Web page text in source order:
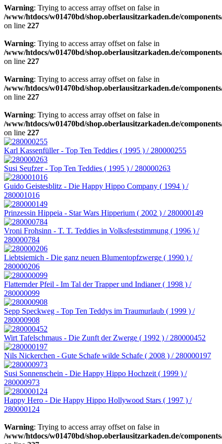
Warning: Trying to access array offset on false in
/www/htdocs/w01470bd/shop.oberlausitzarkaden.de/
on line 227
Warning: Trying to access array offset on false in
/www/htdocs/w01470bd/shop.oberlausitzarkaden.de/
on line 227
Warning: Trying to access array offset on false in
/www/htdocs/w01470bd/shop.oberlausitzarkaden.de/
on line 227
Warning: Trying to access array offset on false in
/www/htdocs/w01470bd/shop.oberlausitzarkaden.de/
on line 227
Karl Kassenfüller - Top Ten Teddies ( 1995 ) / 280000255
Susi Seufzer - Top Ten Teddies ( 1995 ) / 280000263
Guido Geistesblitz - Die Happy Hippo Company ( 1994 ) /
280001016
Prinzessin Hippeia - Star Wars Hipperium ( 2002 ) / 280000149
Vroni Frohsinn - T. T. Teddies in Volksfeststimmung ( 1996 ) /
280000784
Liebtsiemich - Die ganz neuen Blumentopfzwerge ( 1990 ) /
280000206
Flatternder Pfeil - Im Tal der Trapper und Indianer ( 1998 ) /
280000099
Sepp Speckweg - Top Ten Teddys im Traumurlaub ( 1999 ) /
280000908
Wirt Tafelschmaus - Die Zunft der Zwerge ( 1992 ) / 280000452
Nils Nickerchen - Gute Schafe wilde Schafe ( 2008 ) / 280000197
Susi Sonnenschein - Die Happy Hippo Hochzeit ( 1999 ) /
280000973
Happy Hero - Die Happy Hippo Hollywood Stars ( 1997 ) /
280000124
Warning: Trying to access array offset on false in
/www/htdocs/w01470bd/shop.oberlausitzarkaden.de/